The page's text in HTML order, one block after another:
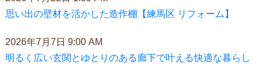
思い出の壁材を活かした造作棚【練馬区 リフォーム】
2026年7月7日 9:00 AM
明るく広い玄関とゆとりのある廊下で叶える快適な暮らし